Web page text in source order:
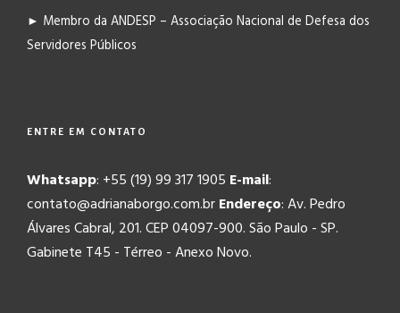
► Membro da ANDESP – Associação Nacional de Defesa dos
Servidores Públicos
ENTRE EM CONTATO
Whatsapp: +55 (19) 99 317 1905 E-mail:
contato@adrianaborgo.com.brEndereço: Av. Pedro
Álvares Cabral, 201. CEP 04097-900. São Paulo - SP.
Gabinete T45 - Térreo - Anexo Novo.